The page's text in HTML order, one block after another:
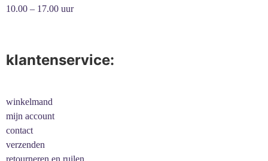
10.00 – 17.00 uur
klantenservice:
winkelmand
mijn account
contact
verzenden
retourneren en ruilen